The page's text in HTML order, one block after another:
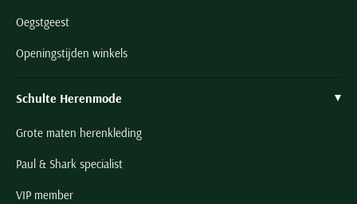
Oegstgeest
Openingstijden winkels
Schulte Herenmode
Grote maten herenkleding
Paul & Shark specialist
VIP member